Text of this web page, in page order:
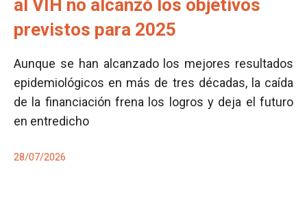
al VIH no alcanzó los objetivos
previstos para 2025
Aunque se han alcanzado los mejores resultados
epidemiológicos en más de tres décadas, la caída
de la financiación frena los logros y deja el futuro
en entredicho
28/07/2026